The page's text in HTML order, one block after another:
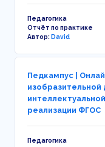
Педагогика
Отчёт по практике
Автор:David
Педкампус |
изобразительной
реализации ФГОС
Педагогика